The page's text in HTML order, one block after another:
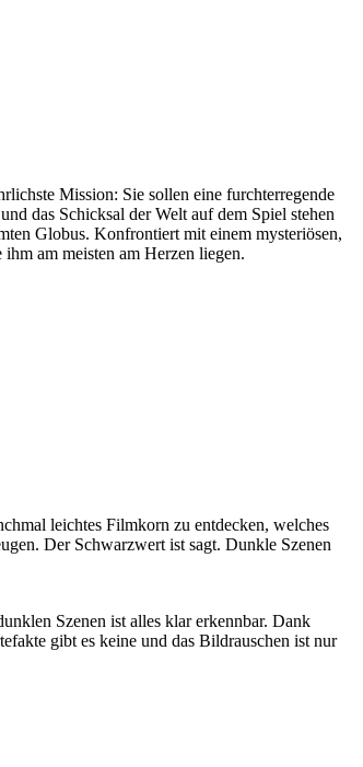
Mission: Sie sollen eine furchterregende
das Schicksal der Welt auf dem Spiel stehen
Globus. Konfrontiert mit einem mysteriösen,
am meisten am Herzen liegen.
leichtes Filmkorn zu entdecken, welches
Der Schwarzwert ist sagt. Dunkle Szenen
Szenen ist alles klar erkennbar. Dank
gibt es keine und das Bildrauschen ist nur